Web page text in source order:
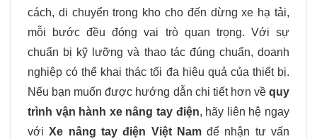
cách, di chuyển trong kho cho đến dừng xe hạ tải,
mỗi bước đều đóng vai trò quan trọng. Với sự
chuẩn bị kỹ lưỡng và thao tác đúng chuẩn, doanh
nghiệp có thể khai thác tối đa hiệu quả của thiết bị.
Nếu bạn muốn được hướng dẫn chi tiết hơn về quy
trình vận hành xe nâng tay điện, hãy liên hệ ngay
vớiXe nâng tay điện Việt Namđể nhận tư vấn